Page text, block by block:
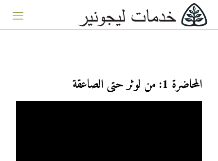
المحاضرة 1: من لوثر حتى الصاعقة